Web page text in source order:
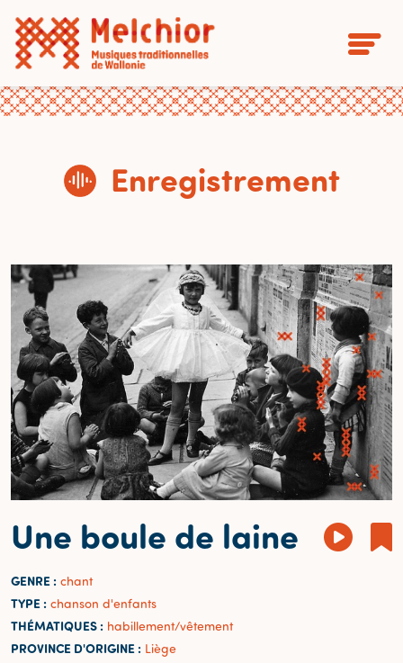
Enregistrement
Une boule de laine
GENRE : chant
TYPE : chanson d'enfants
THÉMATIQUES : habillement/vêtement
PROVINCE D'ORIGINE : Liège